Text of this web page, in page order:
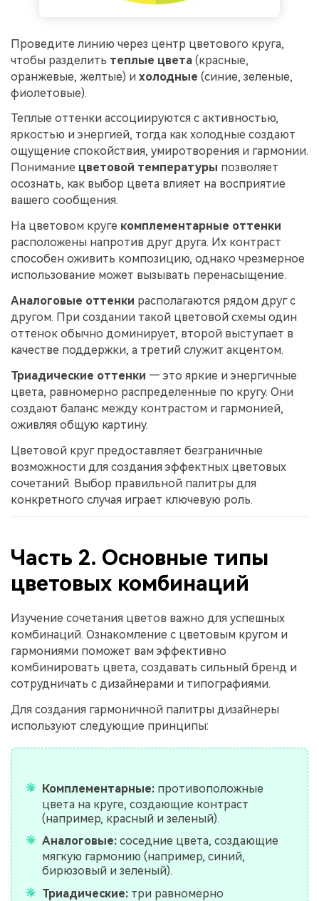
Проведите линию через центр цветового круга,
чтобы разделить теплые цвета (красные,
оранжевые, желтые) и холодные (синие, зеленые,
фиолетовые).
Теплые оттенки ассоциируются с активностью,
яркостью и энергией, тогда как холодные создают
ощущение спокойствия, умиротворения и гармонии.
Понимание цветовой температуры позволяет
осознать, как выбор цвета влияет на восприятие
вашего сообщения.
На цветовом круге комплементарные оттенки
расположены напротив друг друга. Их контраст
способен оживить композицию, однако чрезмерное
использование может вызывать перенасыщение.
Аналоговые оттенки располагаются рядом друг с
другом. При создании такой цветовой схемы один
оттенок обычно доминирует, второй выступает в
качестве поддержки, а третий служит акцентом.
Триадические оттенки — это яркие и энергичные
цвета, равномерно распределенные по кругу. Они
создают баланс между контрастом и гармонией,
оживляя общую картину.
Цветовой круг предоставляет безграничные
возможности для создания эффектных цветовых
сочетаний. Выбор правильной палитры для
конкретного случая играет ключевую роль.
Часть 2. Основные типы
цветовых комбинаций
Изучение сочетания цветов важно для успешных
комбинаций. Ознакомление с цветовым кругом и
гармониями поможет вам эффективно
комбинировать цвета, создавать сильный бренд и
сотрудничать с дизайнерами и типографиями.
Для создания гармоничной палитры дизайнеры
используют следующие принципы:
Комплементарные: противоположные
цвета на круге, создающие контраст
(например, красный и зеленый).
Аналоговые: соседние цвета, создающие
мягкую гармонию (например, синий,
бирюзовый и зеленый).
Триадические: три равномерно